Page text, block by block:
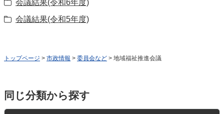
会議結果(令和6年度)
会議結果(令和5年度)
トップページ > 市政情報 > 委員会など > 地域福祉推進会議
同じ分類から探す